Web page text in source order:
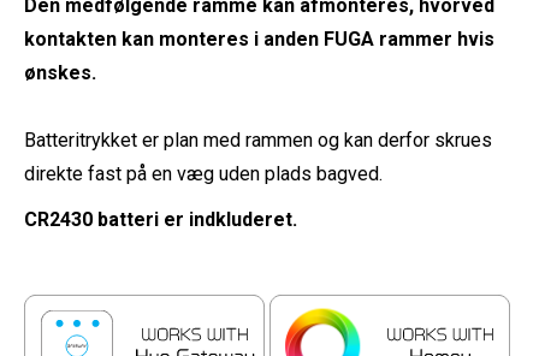
Den medfølgende ramme kan afmonteres, hvorved
kontakten kan monteres i anden FUGA rammer hvis
ønskes.
Batteritrykket er plan med rammen og kan derfor skrues
direkte fast på en væg uden plads bagved.
CR2430 batteri er indkluderet.